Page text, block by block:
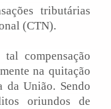
tributárias
(CTN).
compensação
na quitação
União. Sendo
oriundos de